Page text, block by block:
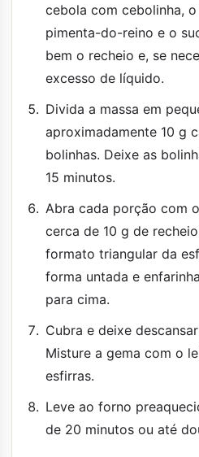
cebola com cebolinha,
pimenta-do-reino e o
bem o recheio e, se
excesso de líquido.
Divida a massa em
aproximadamente 10 g
bolinhas. Deixe as
15 minutos.
Abra cada porção com
cerca de 10 g de
formato triangular da
forma untada e
para cima.
Cubra e deixe
Misture a gema com o
esfirras.
Leve ao forno
de 20 minutos ou até